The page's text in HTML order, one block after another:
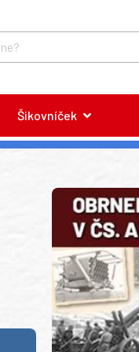
Šikovníček